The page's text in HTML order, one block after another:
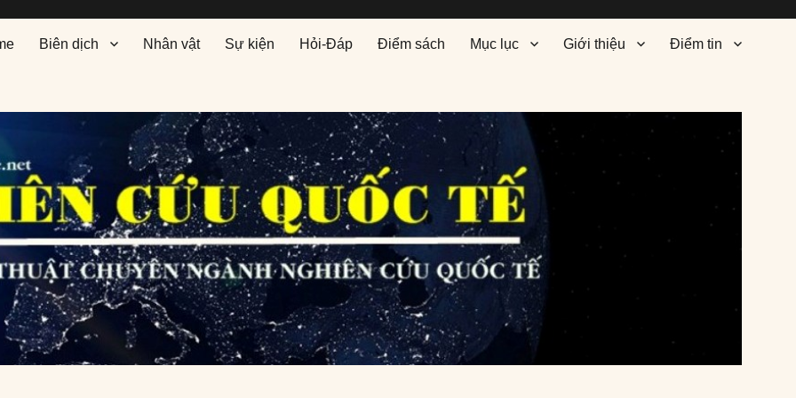
Biên dịch Nhân vật Sự kiện Hỏi-Đáp Điểm sách Mục lục Giới thiệu Điểm tin